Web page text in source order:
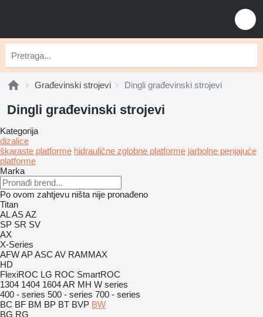
Građevinski strojevi Dingli građevinski strojevi
Dingli građevinski strojevi
Kategorija
dizalice
škaraste platforme hidraulične zglobne platforme jarbolne penjajuće
platforme
Marka
Po ovom zahtjevu ništa nije pronađeno
Titan
ALASAZ
SP SR SV
AX
X-Series
AFWAPASC AV RAMMAX
HD
FlexiROC LG ROC SmartROC
1304 1404 1604AR MH W series
400 - series 500 - series 700 - series
BC BF BM BP BT BVP BW
BG RG